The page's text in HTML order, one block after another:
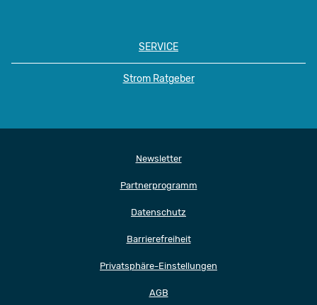
SERVICE
Strom Ratgeber
Newsletter
Partnerprogramm
Datenschutz
Barrierefreiheit
Privatsphäre-Einstellungen
AGB